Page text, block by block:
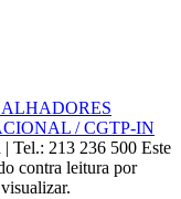
/ CGTP-IN
| Tel.: 213 236 500 Este
contra leitura por